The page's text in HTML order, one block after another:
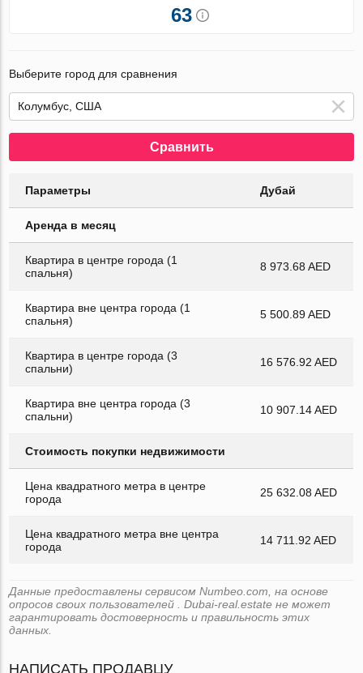
63
Выберите город для сравнения
Сравнить
Параметры Дубай
Аренда в месяц
Квартира в центре города (1
спальня)
8 973.68 AED
Квартира вне центра города (1
спальня)
5 500.89 AED
Квартира в центре города (3
спальни)
16 576.92 AED
Квартира вне центра города (3
спальни)
10 907.14 AED
Стоимость покупки недвижимости
Цена квадратного метра в центре
города
25 632.08 AED
Цена квадратного метра вне центра
города
14 711.92 AED
Данные предоставлены сервисом Numbeo.com, на основе
опросов своих пользователей . Dubai-real.estate не может
гарантировать достоверность и правильность этих
данных.
НАПИСАТЬ ПРОДАВЦУ